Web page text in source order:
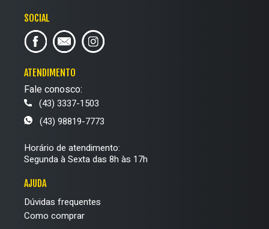
SOCIAL
ATENDIMENTO
Fale conosco:
(43) 3337-1503
(43) 98819-7773
Horário de atendimento:
Segunda à Sexta das 8h às 17h
AJUDA
Dúvidas frequentes
Como comprar